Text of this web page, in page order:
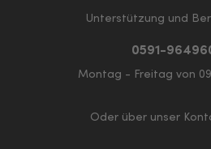
Unterstützung und
0591-
Montag - Freitag von
Oder über unser